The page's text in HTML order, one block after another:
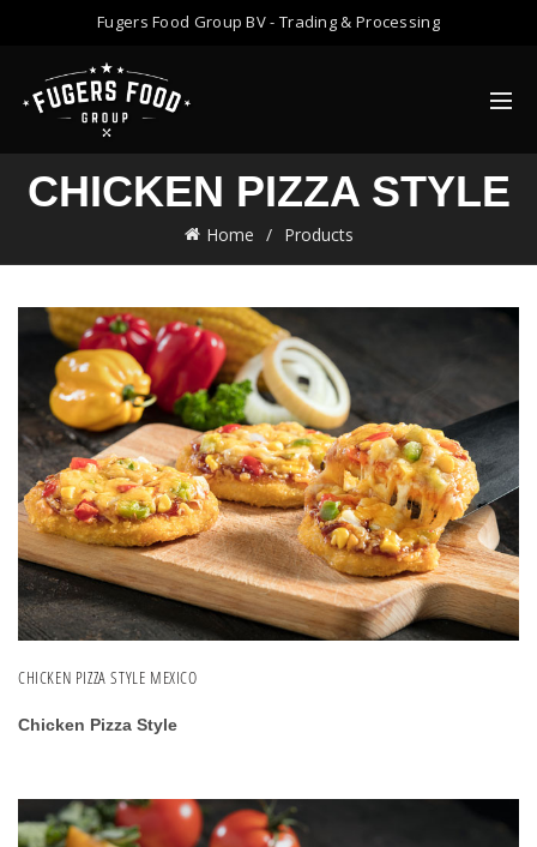
Fugers Food Group BV - Trading & Processing
CHICKEN PIZZA STYLE
Home Products
CHICKEN PIZZA STYLE MEXICO
Chicken Pizza Style